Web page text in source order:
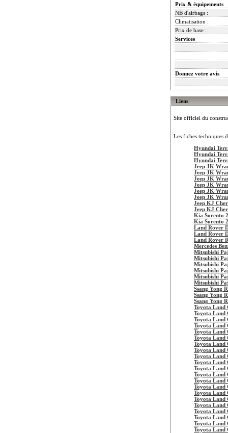
Prix & équipements
NB d'airbags :
Climatisation :
Prix de base :
Services
Donnez votre avis
Liens
Site officiel du
Les fiches techniques
Hyundai
Hyundai
Hyundai
Jeep JK
Jeep JK
Jeep JK
Jeep JK
Jeep JK
Jeep JK
Jeep KJ
Jeep KJ
Kia Sorento
Kia Sorento
Land Rover
Land Rover
Land Rover
Mercedes
Mitsubishi
Mitsubishi
Mitsubishi
Mitsubishi
Mitsubishi
Mitsubishi
Ssang Yong
Ssang Yong
Ssang Yong
Toyota Land
Toyota Land
Toyota Land
Toyota Land
Toyota Land
Toyota Land
Toyota Land
Toyota Land
Toyota Land
Toyota Land
Toyota Land
Toyota Land
Toyota Land
Toyota Land
Toyota Land
Toyota Land
Toyota Land
Toyota Land
Toyota Land
Toyota Land
Toyota Land